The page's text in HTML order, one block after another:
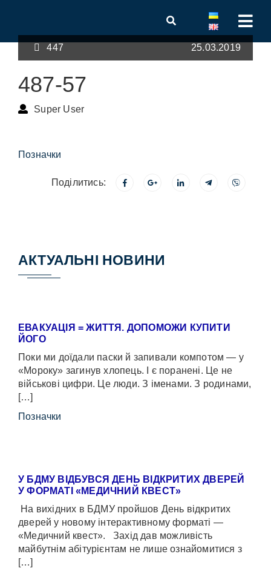
447 25.03.2019
487-57
Super User
Позначки
Поділитись:
АКТУАЛЬНІ НОВИНИ
ЕВАКУАЦІЯ = ЖИТТЯ. ДОПОМОЖИ КУПИТИ
ЙОГО
Поки ми доїдали паски й запивали компотом — у
«Мороку» загинув хлопець. І є поранені. Це не
військові цифри. Це люди. З іменами. З родинами,
[…]
Позначки
У БДМУ ВІДБУВСЯ ДЕНЬ ВІДКРИТИХ ДВЕРЕЙ
У ФОРМАТІ «МЕДИЧНИЙ КВЕСТ»
На вихідних в БДМУ пройшов День відкритих
дверей у новому інтерактивному форматі —
«Медичний квест». Захід дав можливість
майбутнім абітурієнтам не лише ознайомитися з
[…]